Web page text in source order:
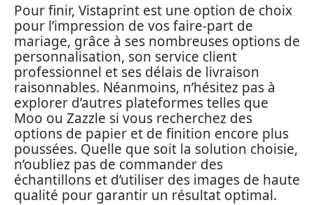
Pour finir, Vistaprint est une option de choix
pour l’impression de vos faire-part de
mariage, grâce à ses nombreuses options de
personnalisation, son service client
professionnel et ses délais de livraison
raisonnables. Néanmoins, n’hésitez pas à
explorer d’autres plateformes telles que
Moo ou Zazzle si vous recherchez des
options de papier et de finition encore plus
poussées. Quelle que soit la solution choisie,
n’oubliez pas de commander des
échantillons et d’utiliser des images de haute
qualité pour garantir un résultat optimal.